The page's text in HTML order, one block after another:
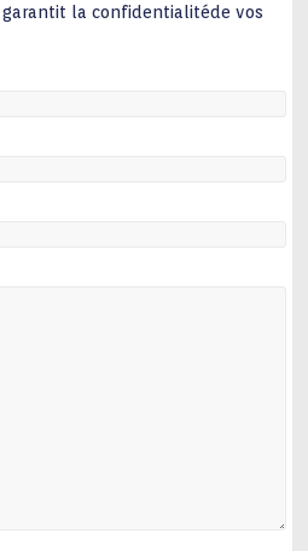
garantit la confidentialitéde vos